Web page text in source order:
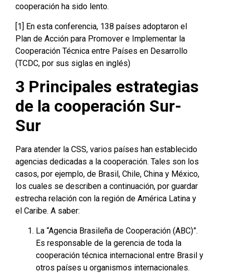
cooperación ha sido lento.
[1] En esta conferencia, 138 países adoptaron el
Plan de Acción para Promover e Implementar la
Cooperación Técnica entre Países en Desarrollo
(TCDC, por sus siglas en inglés)
3 Principales estrategias
de la cooperación Sur-
Sur
Para atender la CSS, varios países han establecido
agencias dedicadas a la cooperación. Tales son los
casos, por ejemplo, de Brasil, Chile, China y México,
los cuales se describen a continuación, por guardar
estrecha relación con la región de América Latina y
el Caribe. A saber:
La “Agencia Brasileña de Cooperación (ABC)”.
Es responsable de la gerencia de toda la
cooperación técnica internacional entre Brasil y
otros países u organismos internacionales.